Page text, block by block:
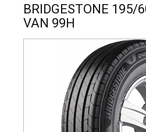
BRIDGESTONE 195/
VAN 99H